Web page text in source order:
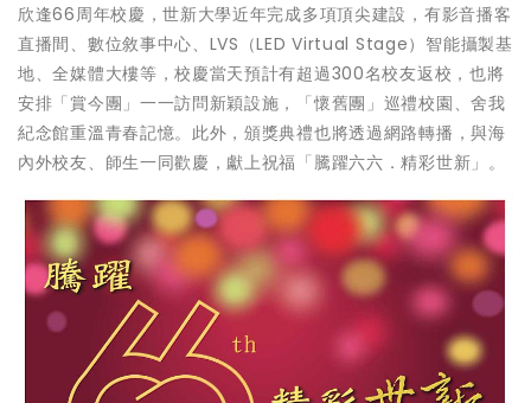
欣逢66周年校慶，世新大學近年完成多項頂尖建設，有影音播客
直播間、數位敘事中心、LVS（LED Virtual Stage）智能攝製基
地、全媒體大樓等，校慶當天預計有超過300名校友返校，也將
安排「賞今團」一一訪問新穎設施，「懷舊團」巡禮校園、舍我
紀念館重溫青春記憶。此外，頒獎典禮也將透過網路轉播，與海
內外校友、師生一同歡慶，獻上祝福「騰躍六六．精彩世新」。